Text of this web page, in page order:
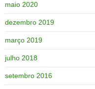
maio 2020
dezembro 2019
março 2019
julho 2018
setembro 2016